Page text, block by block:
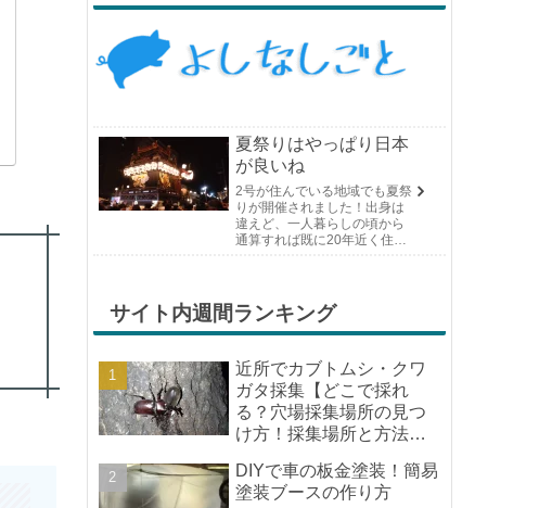
夏祭りはやっぱり日本
が良いね
2号が住んでいる地域でも夏祭
りが開催されました！出身は
違えど、一人暮らしの頃から
通算すれば既に20年近く住ん
す。そして、それは2号嫁も同
じようで、夏祭りが近いづい...
サイト内週間ランキング
近所でカブトムシ・クワ
ガタ採集【どこで採れ
る？穴場採集場所の見つ
け方！採集場所と方法や
DIYで車の板金塗装！簡易
塗装ブースの作り方